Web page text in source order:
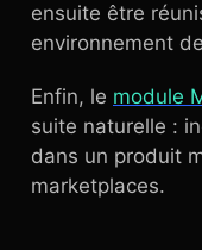
ensuite être
environnement
Enfin, le module
suite naturelle :
dans un produit
marketplaces.